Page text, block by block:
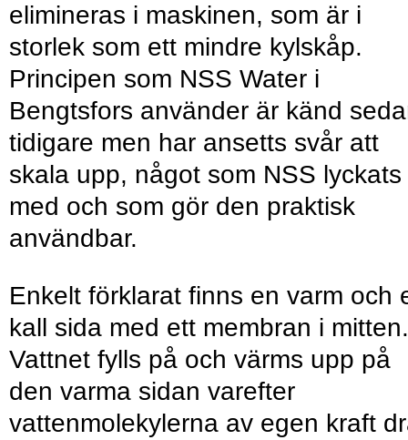
elimineras i maskinen, som är i
storlek som ett mindre kylskåp.
Principen som NSS Water i
Bengtsfors använder är känd
tidigare men har ansetts svår att
skala upp, något som NSS lyckats
med och som gör den praktisk
användbar.
Enkelt förklarat finns en varm och
kall sida med ett membran i mitten.
Vattnet fylls på och värms upp på
den varma sidan varefter
vattenmolekylerna av egen kraft